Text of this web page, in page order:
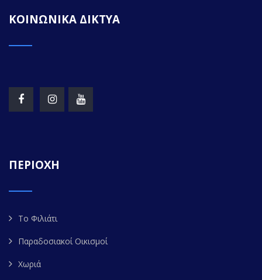
ΚΟΙΝΩΝΙΚΑ ΔΙΚΤΥΑ
ΠΕΡΙΟΧΗ
Το Φιλιάτι
Παραδοσιακοί Οικισμοί
Χωριά